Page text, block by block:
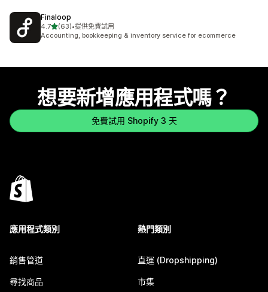
Finaloop
4.7滿分 5 顆星
(63)
共有 63 則評價
•提供免費試用
Accounting, bookkeeping & inventory service for ecommerce
想要新增應用程式嗎？
免費試用 Shopify 3 天
應用程式類別
銷售管道
尋找商品
熱門類別
直運 (Dropshipping)
市集